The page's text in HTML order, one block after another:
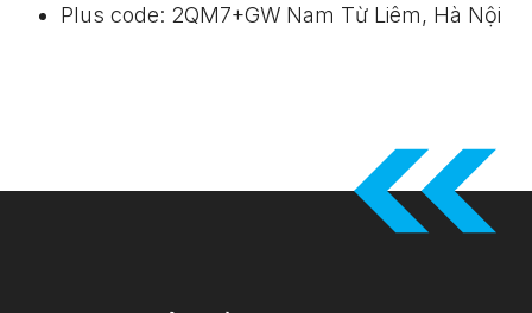
Plus code: 2QM7+GW Nam Từ Liêm, Hà Nội